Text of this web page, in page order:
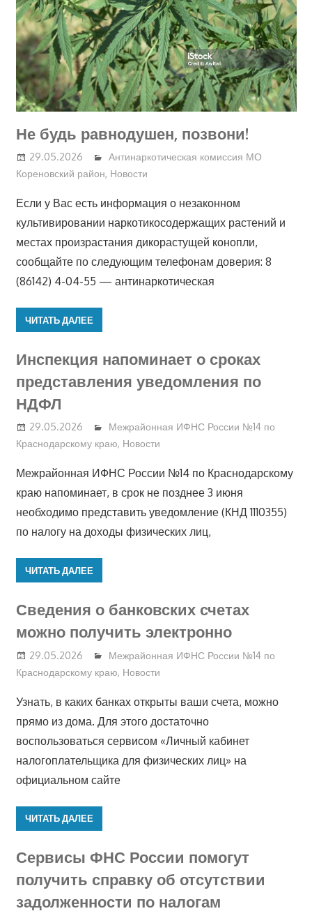
Не будь равнодушен, позвони!
29.05.2026
Антинаркотическая комиссия МО
Кореновский район, Новости
Если у Вас есть информация о незаконном
культивировании наркотикосодержащих растений и
местах произрастания дикорастущей конопли,
сообщайте по следующим телефонам доверия: 8
(86142) 4-04-55 — антинаркотическая
ЧИТАТЬ ДАЛЕЕ
Инспекция напоминает о сроках
представления уведомления по
НДФЛ
29.05.2026
Межрайонная ИФНС России №14 по
Краснодарскому краю, Новости
Межрайонная ИФНС России №14 по Краснодарскому
краю напоминает, в срок не позднее 3 июня
необходимо представить уведомление (КНД 1110355)
по налогу на доходы физических лиц,
ЧИТАТЬ ДАЛЕЕ
Сведения о банковских счетах
можно получить электронно
29.05.2026
Межрайонная ИФНС России №14 по
Краснодарскому краю, Новости
Узнать, в каких банках открыты ваши счета, можно
прямо из дома. Для этого достаточно
воспользоваться сервисом «Личный кабинет
налогоплательщика для физических лиц» на
официальном сайте
ЧИТАТЬ ДАЛЕЕ
Сервисы ФНС России помогут
получить справку об отсутствии
задолженности по налогам